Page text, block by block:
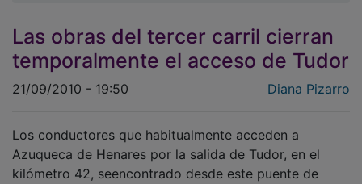
Las obras del tercer carril cierran
temporalmente el acceso de Tudor
21/09/2010 - 19:50 Diana Pizarro
Los conductores que habitualmente acceden a
Azuqueca de Henares por la salida de Tudor, en el
kilómetro 42, seencontrado desde este puente de